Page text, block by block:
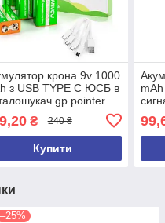
крона 9v 1000
з USB TYPE C ЮСБ в
gp pointer
₴ 240 ₴
Купити
–25%